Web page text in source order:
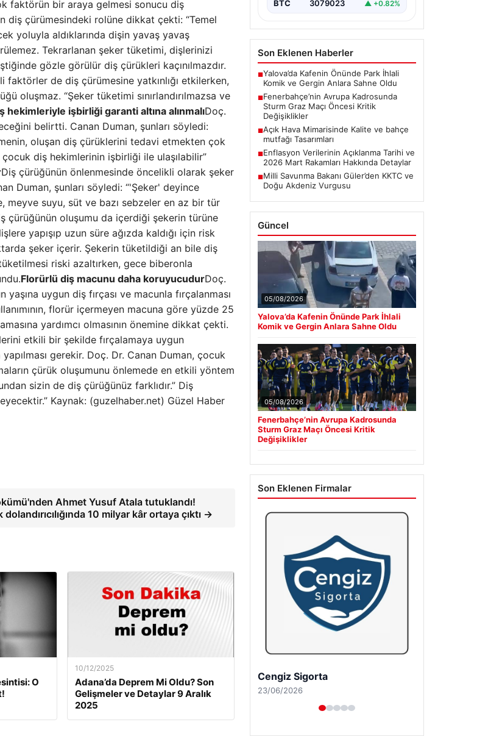
faktörün bir araya gelmesi sonucu diş
diş çürümesindeki rolüne dikkat çekti: “Temel
yoluyla aldıklarında dişin yavaş yavaş
Tekrarlanan şeker tüketimi, dişlerinizi
gözle görülür diş çürükleri kaçınılmazdır.
de diş çürümesine yatkınlığı etkilerken,
oluşmaz. “Şeker tüketimi sınırlandırılmazsa ve
hekimleriyle işbirliği garanti altına alınmalıDoç.
belirtti. Canan Duman, şunları söyledi:
oluşan diş çürüklerini tedavi etmekten çok
diş hekimlerinin işbirliği ile ulaşılabilir”
Diş çürüğünün önlenmesinde öncelikli olarak şeker
Duman, şunları söyledi: “'Şeker' deyince
meyve suyu, süt ve bazı sebzeler en az bir tür
çürüğünün oluşumu da içerdiği şekerin türüne
yapışıp uzun süre ağızda kaldığı için risk
şeker içerir. Şekerin tüketildiği an bile diş
riski azaltırken, gece biberonla
Florürlü diş macunu daha koruyucudurDoç.
uygun diş fırçası ve macunla fırçalanması
florür içermeyen macuna göre yüzde 25
yardımcı olmasının önemine dikkat çekti.
etkili bir şekilde fırçalamaya uygun
gerekir. Doç. Dr. Canan Duman, çocuk
çürük oluşumunu önlemede en etkili yöntem
sizin de diş çürüğünüz farklıdır.” Diş
Kaynak: (guzelhaber.net) Güzel Haber
Ahmet Yusuf Atala tutuklandı!
10 milyar kâr ortaya çıktı →
O
10/12/2025
Adana’da Deprem Mi Oldu? Son
Gelişmeler ve Detaylar 9 Aralık
2025
BTC 3079023 ▲ +0.82%
Son Eklenen Haberler
■Yalova’da Kafenin Önünde Park İhlali
Komik ve Gergin Anlara Sahne Oldu
■Fenerbahçe’nin Avrupa Kadrosunda
Sturm Graz Maçı Öncesi Kritik
Değişiklikler
■Açık Hava Mimarisinde Kalite ve bahçe
mutfağı Tasarımları
■Enflasyon Verilerinin Açıklanma Tarihi ve
2026 Mart Rakamları Hakkında Detaylar
■Milli Savunma Bakanı Güler’den KKTC ve
Doğu Akdeniz Vurgusu
Güncel
05/08/2026
Yalova’da Kafenin Önünde Park İhlali
Komik ve Gergin Anlara Sahne Oldu
05/08/2026
Fenerbahçe’nin Avrupa Kadrosunda
Sturm Graz Maçı Öncesi Kritik
Değişiklikler
Son Eklenen Firmalar
Hastaş Beton
26/05/2026